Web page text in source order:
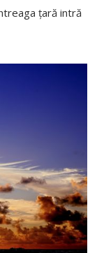
țară intră